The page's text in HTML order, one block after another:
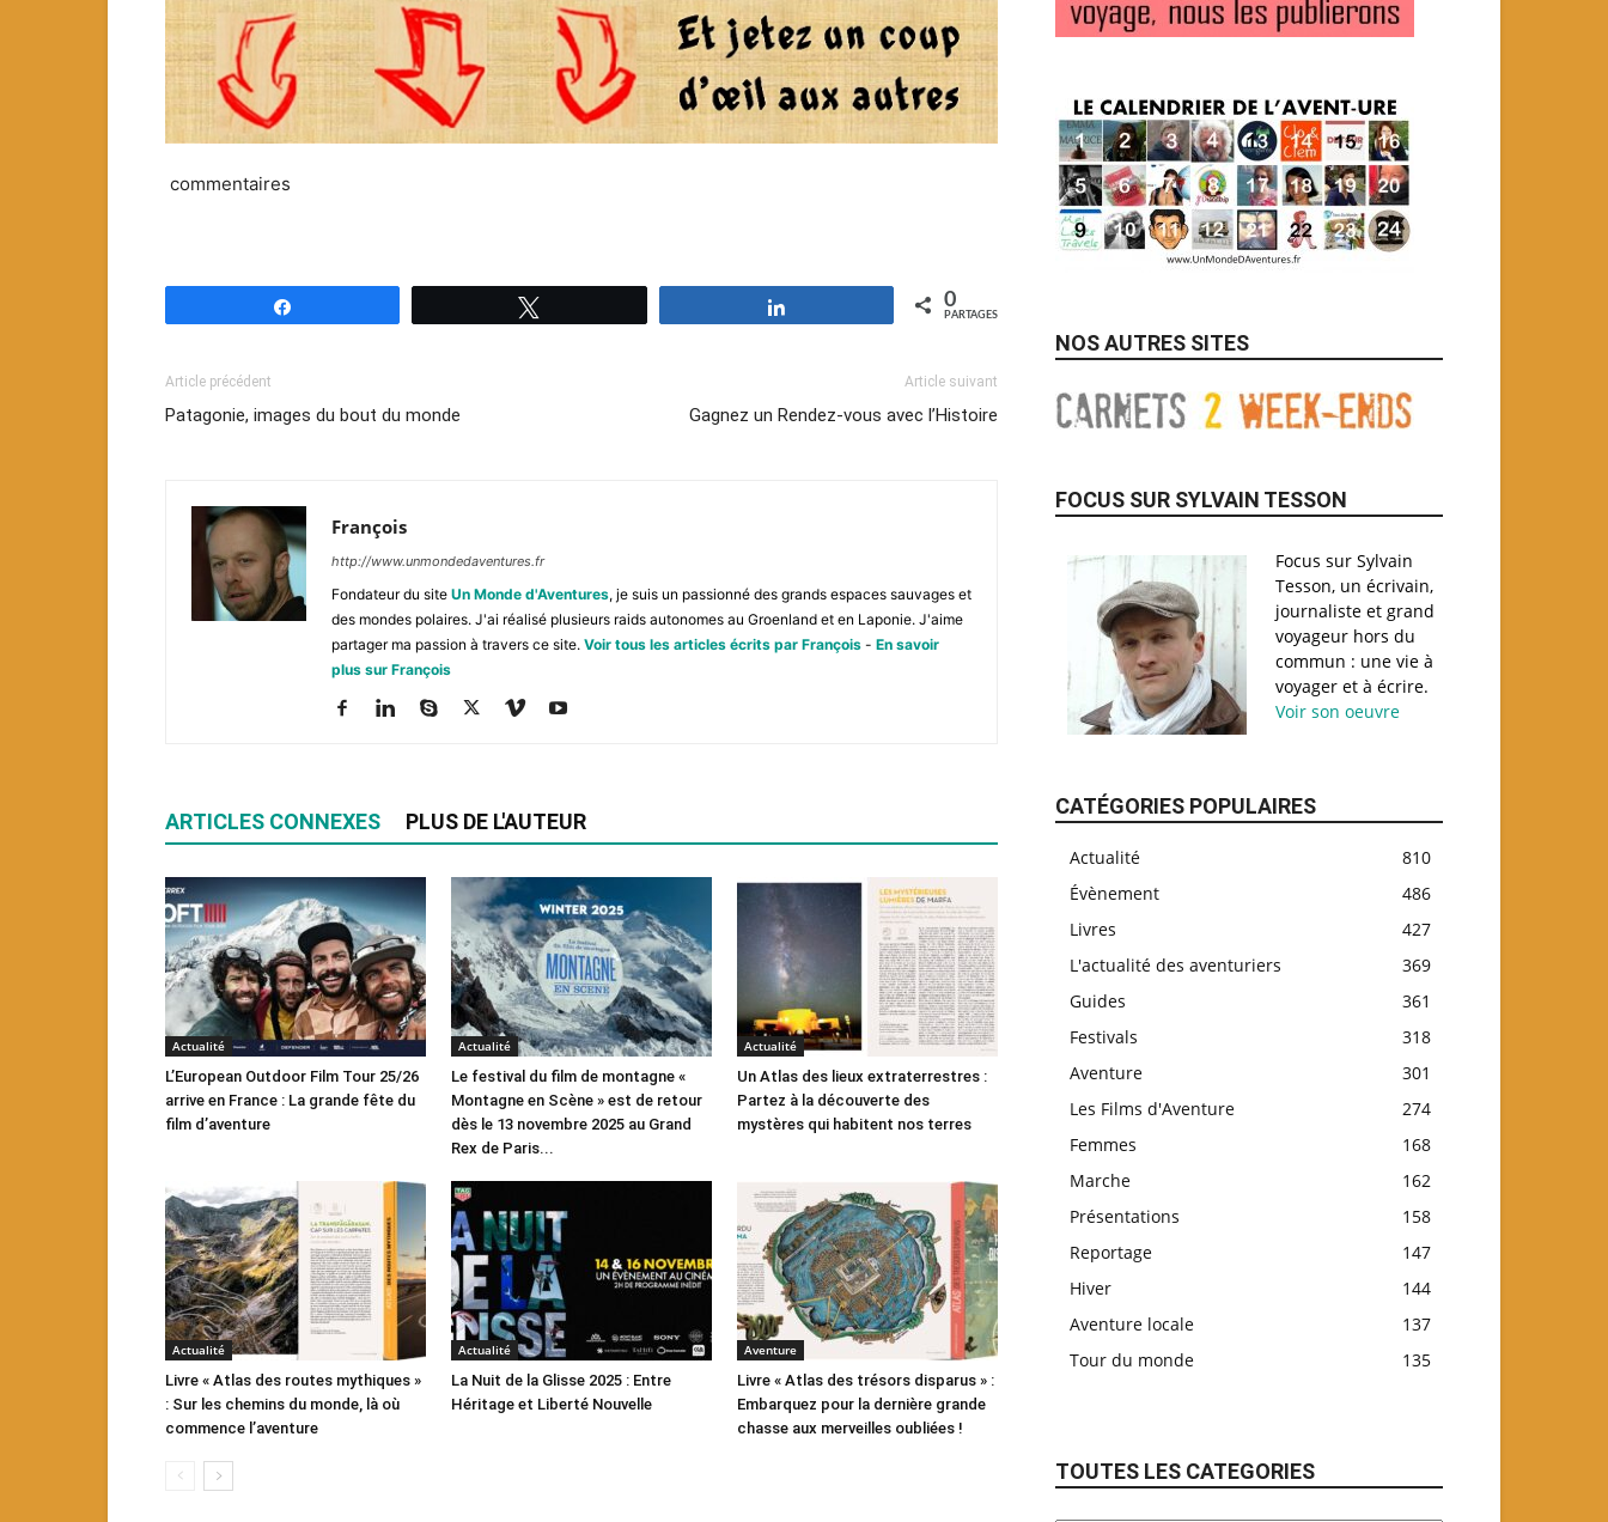
commentaires
0
PARTAGES
Article précédent
Patagonie, images du bout du monde
Article suivant
Gagnez un Rendez-vous avec l’Histoire
François
http://www.unmondedaventures.fr
Fondateur du site Un Monde d'Aventures, je suis un passionné des grands espaces sauvages et
des mondes polaires. J'ai réalisé plusieurs raids autonomes au Groenland et en Laponie. J'aime
partager ma passion à travers ce site. Voir tous les articles écrits par François - En savoir
plus sur François
ARTICLES CONNEXES PLUS DE L'AUTEUR
Actualité
L’European Outdoor Film Tour 25/26
arrive en France : La grande fête du
film d’aventure
Actualité
Le festival du film de montagne «
Montagne en Scène » est de retour
dès le 13 novembre 2025 au Grand
Rex de Paris...
Actualité
Un Atlas des lieux extraterrestres :
Partez à la découverte des
mystères qui habitent nos terres
Actualité
Livre « Atlas des routes mythiques »
: Sur les chemins du monde, là où
commence l’aventure
Actualité
La Nuit de la Glisse 2025 : Entre
Héritage et Liberté Nouvelle
Aventure
Livre « Atlas des trésors disparus » :
Embarquez pour la dernière grande
chasse aux merveilles oubliées !
NOS AUTRES SITES
FOCUS SUR SYLVAIN TESSON
Focus sur Sylvain
Tesson, un écrivain,
journaliste et grand
voyageur hors du
commun : une vie à
voyager et à écrire.
Voir son oeuvre
CATÉGORIES POPULAIRES
Actualité
810
Évènement
486
Livres
427
L'actualité des aventuriers
369
Guides
361
Festivals
318
Aventure
301
Les Films d'Aventure
274
Femmes
168
Marche
162
Présentations
158
Reportage
147
Hiver
144
Aventure locale
137
Tour du monde
135
TOUTES LES CATEGORIES